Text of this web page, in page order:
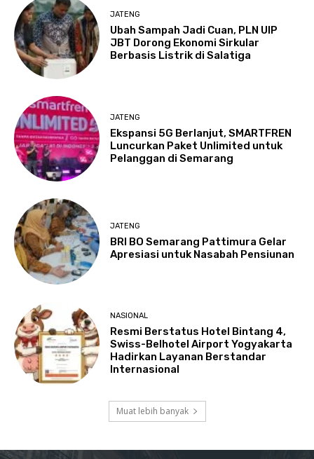
JATENG
Ubah Sampah Jadi Cuan, PLN UIP
JBT Dorong Ekonomi Sirkular
Berbasis Listrik di Salatiga
JATENG
Ekspansi 5G Berlanjut, SMARTFREN
Luncurkan Paket Unlimited untuk
Pelanggan di Semarang
JATENG
BRI BO Semarang Pattimura Gelar
Apresiasi untuk Nasabah Pensiunan
NASIONAL
Resmi Berstatus Hotel Bintang 4,
Swiss-Belhotel Airport Yogyakarta
Hadirkan Layanan Berstandar
Internasional
Muat lebih banyak